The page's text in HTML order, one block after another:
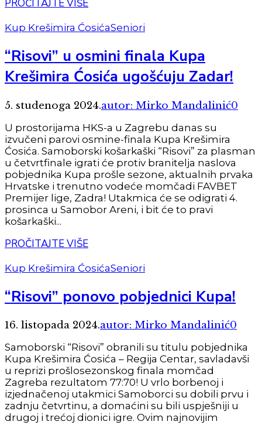
PROČITAJTE VIŠE
Kup Krešimira ĆosićaSeniori
“Risovi” u osmini finala Kupa
Krešimira Ćosića ugošćuju Zadar!
5. studenoga 2024.autor: Mirko Mandalinić0
U prostorijama HKS-a u Zagrebu danas su
izvučeni parovi osmine-finala Kupa Krešimira
Ćosića. Samoborski košarkaški “Risovi” za plasman
u četvrtfinale igrati će protiv branitelja naslova
pobjednika Kupa prošle sezone, aktualnih prvaka
Hrvatske i trenutno vodeće momčadi FAVBET
Premijer lige, Zadra! Utakmica će se odigrati 4.
prosinca u Samobor Areni, i bit će to pravi
košarkaški...
PROČITAJTE VIŠE
Kup Krešimira ĆosićaSeniori
“Risovi” ponovo pobjednici Kupa!
16. listopada 2024.autor: Mirko Mandalinić0
Samoborski “Risovi” obranili su titulu pobjednika
Kupa Krešimira Ćosića – Regija Centar, savladavši
u reprizi prošlosezonskog finala momčad
Zagreba rezultatom 77:70! U vrlo borbenoj i
izjednačenoj utakmici Samoborci su dobili prvu i
zadnju četvrtinu, a domaćini su bili uspješniji u
drugoj i trećoj dionici igre. Ovim najnovijim